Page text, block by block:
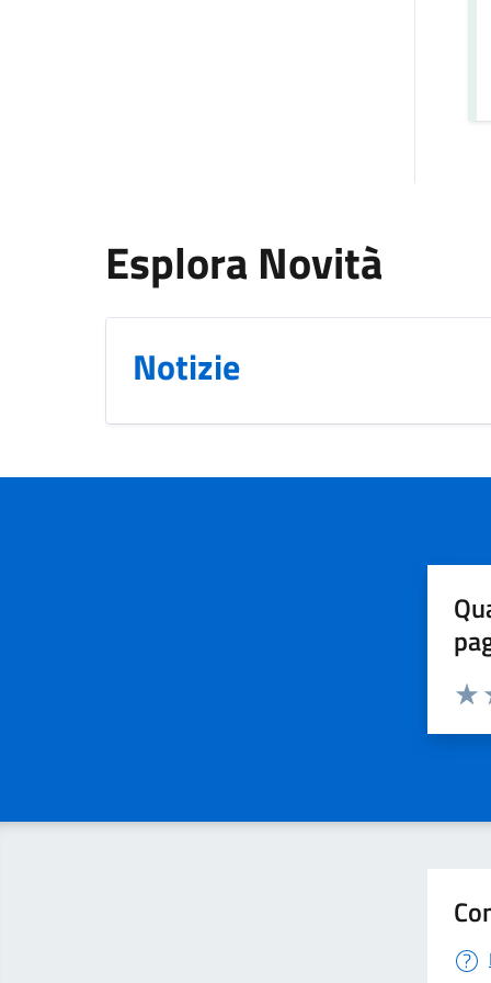
Esplora Novità
Notizie